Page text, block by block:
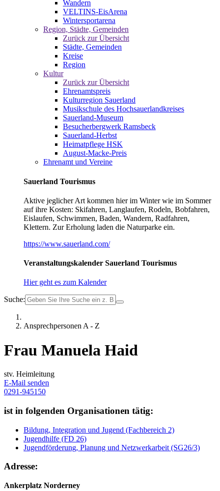
Wandern
VELTINS-EisArena
Wintersportarena
Region, Städte, Gemeinden
Zurück zur Übersicht
Städte, Gemeinden
Kreise
Region
Kultur
Zurück zur Übersicht
Ehrenamtspreis
Kulturregion Sauerland
Musikschule des Hochsauerlandkreises
Sauerland-Museum
Besucherbergwerk Ramsbeck
Sauerland-Herbst
Heimatpflege HSK
August-Macke-Preis
Ehrenamt und Vereine
Sauerland Tourismus
Aktive jeglicher Art kommen hier im Winter wie im Sommer
auf ihre Kosten: Skifahren, Langlaufen, Rodeln, Bobfahren,
Eislaufen, Schwimmen, Baden, Wandern, Radfahren,
Klettern. Zur Erholung laden die Naturparke ein.
https://www.sauerland.com/
Veranstaltungskalender Sauerland Tourismus
Hier geht es zum Kalender
Suche:
Ansprechpersonen A - Z
Frau Manuela Haid
stv. Heimleitung
E-Mail senden
0291-945150
ist in folgenden Organisationen tätig:
Bildung, Integration und Jugend (Fachbereich 2)
Jugendhilfe (FD 26)
Jugendförderung, Planung und Netzwerkarbeit (SG26/3)
Adresse:
Ankerplatz Norderney